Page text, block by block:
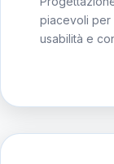
piacevoli per
usabilità e